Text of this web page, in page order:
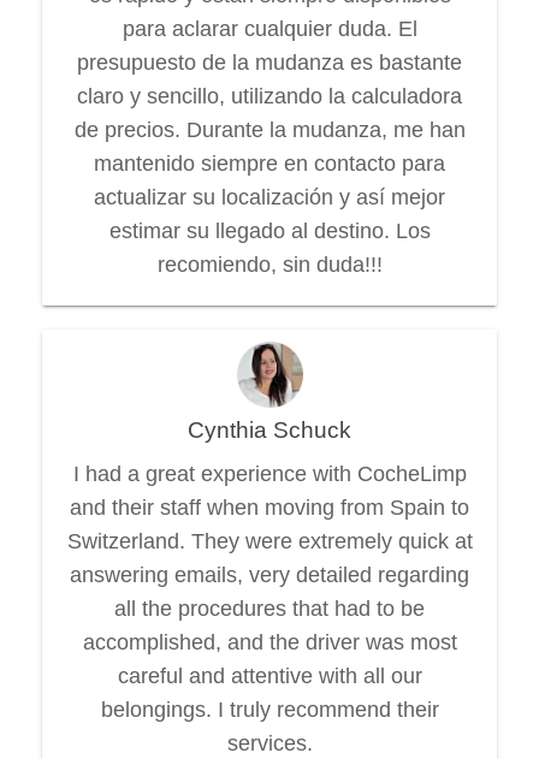
para aclarar cualquier duda. El
presupuesto de la mudanza es bastante
claro y sencillo, utilizando la calculadora
de precios. Durante la mudanza, me han
mantenido siempre en contacto para
actualizar su localización y así mejor
estimar su llegado al destino. Los
recomiendo, sin duda!!!
Cynthia Schuck
I had a great experience with CocheLimp
and their staff when moving from Spain to
Switzerland. They were extremely quick at
answering emails, very detailed regarding
all the procedures that had to be
accomplished, and the driver was most
careful and attentive with all our
belongings. I truly recommend their
services.